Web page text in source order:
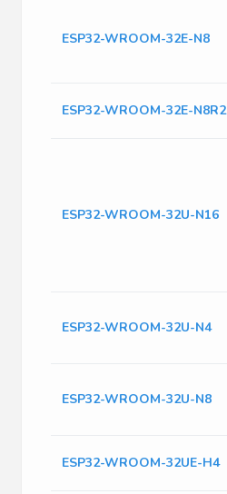
ESP32-WROOM-32E-N8
ESP32-WROOM-32E-N8R2
ESP32-WROOM-32U-N16
ESP32-WROOM-32U-N4
ESP32-WROOM-32U-N8
ESP32-WROOM-32UE-H4